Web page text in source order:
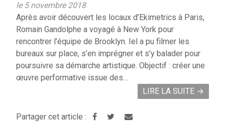
le 5 novembre 2018
Après avoir découvert les locaux d’Ekimetrics à Paris,
Romain Gandolphe a voyagé à New York pour
rencontrer l’équipe de Brooklyn. Iel a pu filmer les
bureaux sur place, s’en imprégner et s’y balader pour
poursuivre sa démarche artistique. Objectif : créer une
œuvre performative issue des…
LIRE LA SUITE →
Partager cet article :